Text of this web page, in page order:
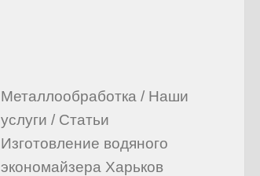
Металлообработка / Наши
услуги / Статьи
Изготовление водяного
экономайзера Харьков